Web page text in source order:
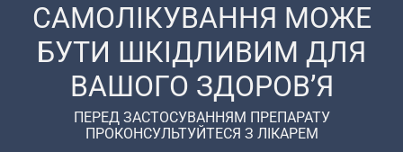
САМОЛІКУВАННЯ МОЖЕ
БУТИ ШКІДЛИВИМ ДЛЯ
ВАШОГО ЗДОРОВ’Я
ПЕРЕД ЗАСТОСУВАННЯМ ПРЕПАРАТУ
ПРОКОНСУЛЬТУЙТЕСЯ З ЛІКАРЕМ